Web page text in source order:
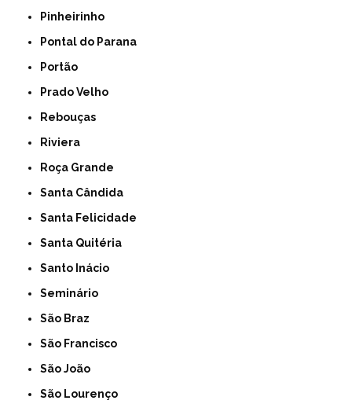
Pinheirinho
Pontal do Parana
Portão
Prado Velho
Rebouças
Riviera
Roça Grande
Santa Cândida
Santa Felicidade
Santa Quitéria
Santo Inácio
Seminário
São Braz
São Francisco
São João
São Lourenço